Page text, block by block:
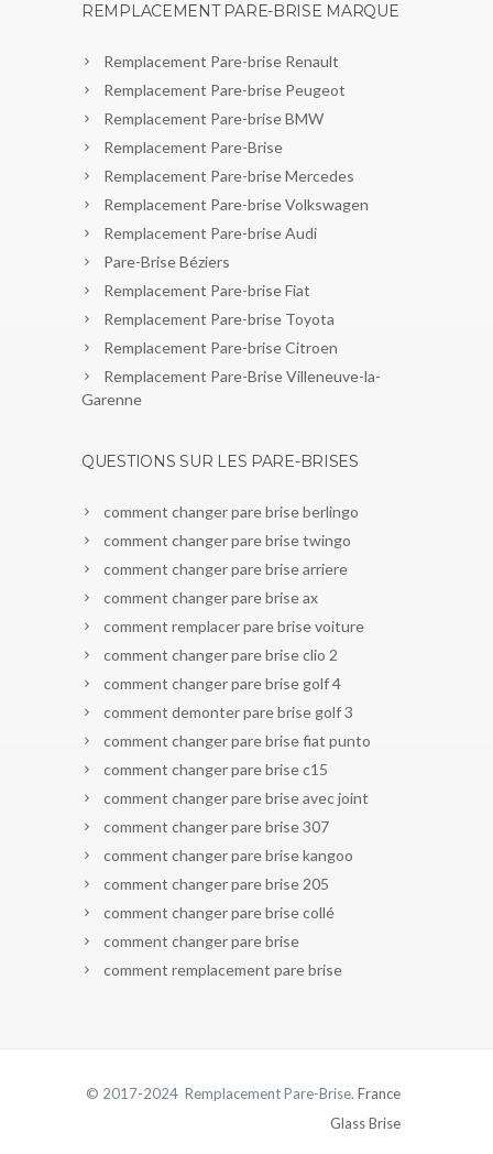
REMPLACEMENT PARE-BRISE MARQUE
Remplacement Pare-brise Renault
Remplacement Pare-brise Peugeot
Remplacement Pare-brise BMW
Remplacement Pare-Brise
Remplacement Pare-brise Mercedes
Remplacement Pare-brise Volkswagen
Remplacement Pare-brise Audi
Pare-Brise Béziers
Remplacement Pare-brise Fiat
Remplacement Pare-brise Toyota
Remplacement Pare-brise Citroen
Remplacement Pare-Brise Villeneuve-la-
Garenne
QUESTIONS SUR LES PARE-BRISES
comment changer pare brise berlingo
comment changer pare brise twingo
comment changer pare brise arriere
comment changer pare brise ax
comment remplacer pare brise voiture
comment changer pare brise clio 2
comment changer pare brise golf 4
comment demonter pare brise golf 3
comment changer pare brise fiat punto
comment changer pare brise c15
comment changer pare brise avec joint
comment changer pare brise 307
comment changer pare brise kangoo
comment changer pare brise 205
comment changer pare brise collé
comment changer pare brise
comment remplacement pare brise
© 2017-2024 Remplacement Pare-Brise. France
Glass Brise